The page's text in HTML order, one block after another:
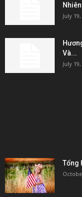
Nhiên
July
Và...
July
Tổng